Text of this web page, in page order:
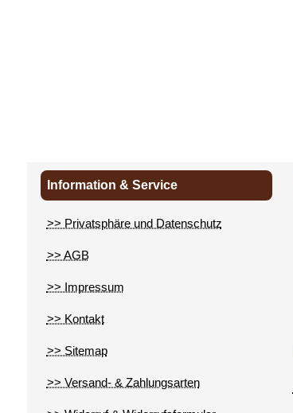
Information & Service
>> Privatsphäre und Datenschutz
>> AGB
>> Impressum
>> Kontakt
>> Sitemap
>> Versand- & Zahlungsarten